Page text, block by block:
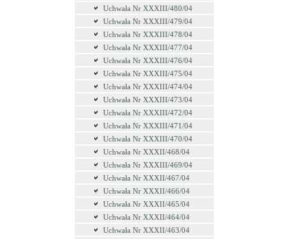
Uchwała Nr XXXIII/480/04
Uchwała Nr XXXIII/479/04
Uchwała Nr XXXIII/478/04
Uchwała Nr XXXIII/477/04
Uchwała Nr XXXIII/476/04
Uchwała Nr XXXIII/475/04
Uchwała Nr XXXIII/474/04
Uchwała Nr XXXIII/473/04
Uchwała Nr XXXIII/472/04
Uchwała Nr XXXIII/471/04
Uchwała Nr XXXIII/470/04
Uchwała Nr XXXII/468/04
Uchwała Nr XXXIII/469/04
Uchwała Nr XXXII/467/04
Uchwała Nr XXXII/466/04
Uchwała Nr XXXII/465/04
Uchwała Nr XXXII/464/04
Uchwała Nr XXXII/463/04